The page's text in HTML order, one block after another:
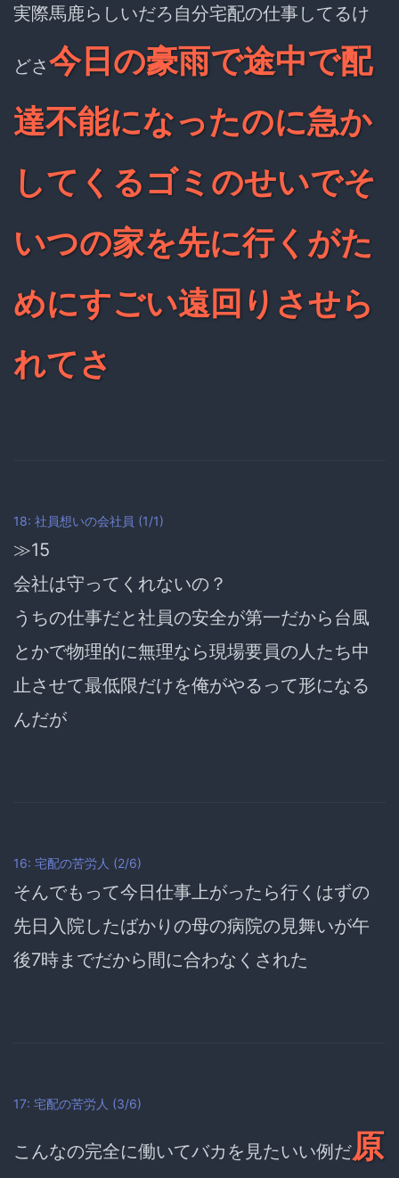
実際馬鹿らしいだろ自分宅配の仕事してるけ
どさ今日の豪雨で途中で配
達不能になったのに急か
してくるゴミのせいでそ
いつの家を先に行くがた
めにすごい遠回りさせら
れてさ
18: 社員想いの会社員 (1/1)
≫15
会社は守ってくれないの？
うちの仕事だと社員の安全が第一だから台風
とかで物理的に無理なら現場要員の人たち中
止させて最低限だけを俺がやるって形になる
んだが
16: 宅配の苦労人 (2/6)
そんでもって今日仕事上がったら行くはずの
先日入院したばかりの母の病院の見舞いが午
後7時までだから間に合わなくされた
17: 宅配の苦労人 (3/6)
こんなの完全に働いてバカを見たいい例だ原